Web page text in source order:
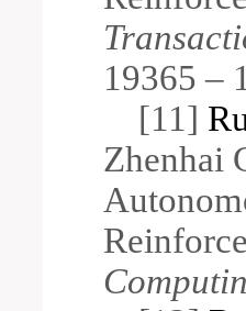
19365 –
[11]
Zhenhai